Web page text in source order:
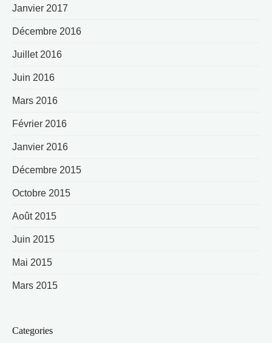
Janvier 2017
Décembre 2016
Juillet 2016
Juin 2016
Mars 2016
Février 2016
Janvier 2016
Décembre 2015
Octobre 2015
Août 2015
Juin 2015
Mai 2015
Mars 2015
Categories